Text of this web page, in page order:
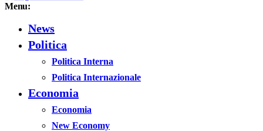
Menu:
News
Politica
Politica Interna
Politica Internazionale
Economia
Economia
New Economy